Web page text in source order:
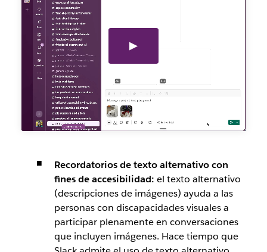
Recordatorios de texto alternativo con
fines de accesibilidad: el texto alternativo
(descripciones de imágenes) ayuda a las
personas con discapacidades visuales a
participar plenamente en conversaciones
que incluyen imágenes. Hace tiempo que